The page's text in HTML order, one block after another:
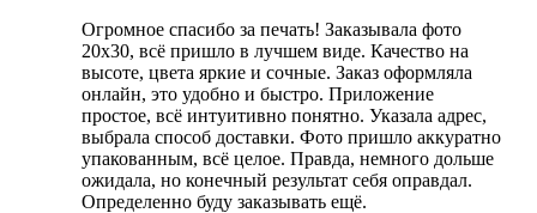
Огромное спасибо за печать! Заказывала фото
20х30, всё пришло в лучшем виде. Качество на
высоте, цвета яркие и сочные. Заказ оформляла
онлайн, это удобно и быстро. Приложение
простое, всё интуитивно понятно. Указала адрес,
выбрала способ доставки. Фото пришло аккуратно
упакованным, всё целое. Правда, немного дольше
ожидала, но конечный результат себя оправдал.
Определенно буду заказывать ещё.